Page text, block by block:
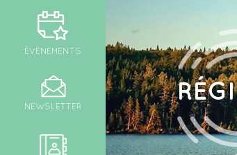
ÉVÉNEMENTS
NEWSLETTER